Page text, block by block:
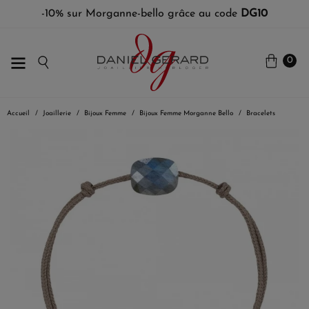
-10% sur Morganne-bello grâce au code DG10
0
Accueil Joaillerie Bijoux Femme Bijoux Femme Morganne Bello Bracelets